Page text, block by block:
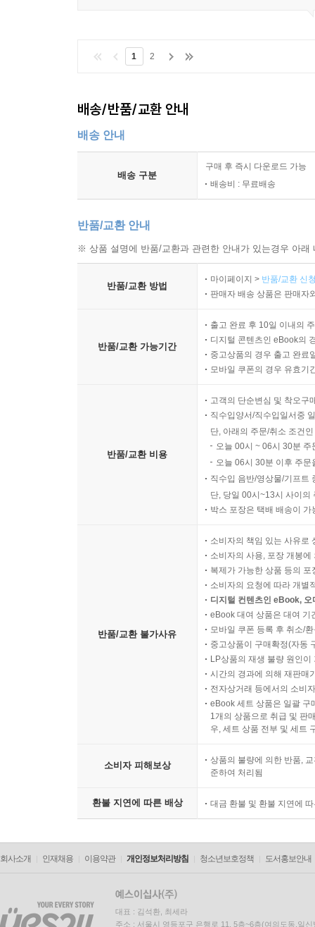
1 2
배송/반품/교환 안내
배송 안내
배송 구분
구매 후 즉시 다운로드 가능
배송비 : 무료배송
반품/교환 안내
※ 상품 설명에 반품/교환과 관련한 안내가 있는경우 아
반품/교환 방법
마이페이지 > 반품/교환 신
판매자 배송 상품은 판매자
반품/교환 가능기간
출고 완료 후 10일 이내의
디지털 콘텐츠인 eBook의
중고상품의 경우 출고 완료
모바일 쿠폰의 경우 유효기
반품/교환 비용
고객의 단순변심 및 착오구
직수입양서/직수입일서중
단, 아래의 주문/취소 조건
오늘 00시 ~ 06시 30분
오늘 06시 30분 이후 주
직수입 음반/영상물/기프트
단, 당일 00시~13시 사이의
박스 포장은 택배 배송이
반품/교환 불가사유
소비자의 책임 있는 사유로
소비자의 사용, 포장 개봉
복제가 가능한 상품 등의
소비자의 요청에 따라 개별
디지털 컨텐츠인 eBook,
eBook 대여 상품은 대여 기
모바일 쿠폰 등록 후 취소/
중고상품이 구매확정(자동
LP상품의 재생 불량 원인
시간의 경과에 의해 재판매
전자상거래 등에서의 소비
eBook 세트 상품은 일괄 구
1개의 상품으로 취급 및 판
우, 세트 상품 전부 및 세트
소비자 피해보상
상품의 불량에 의한 반품,
준하여 처리됨
환불 지연에 따른 배상 대금 환불 및 환불 지연에
회사소개 인재채용 이용약관 개인정보처리방침 청소년보호정책 도서홍보안내
대표 : 김석환, 최세라
주소 : 서울시 영등포구 은행로 11, 5층~6층(여의도동,일신